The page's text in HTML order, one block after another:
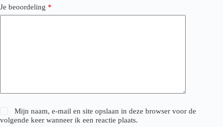
Je beoordeling *
Mijn naam, e-mail en site opslaan in deze browser voor de
volgende keer wanneer ik een reactie plaats.